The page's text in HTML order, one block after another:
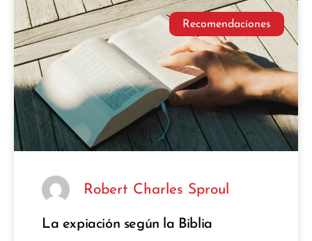
Recomendaciones
Robert Charles Sproul
La expiación según la Biblia